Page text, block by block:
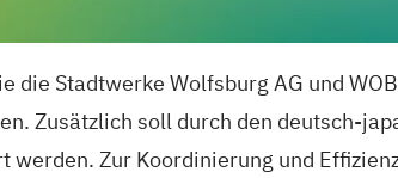
die Stadtwerke Wolfsburg AG und
Zusätzlich soll durch den deutsch-
Zur Koordinierung und